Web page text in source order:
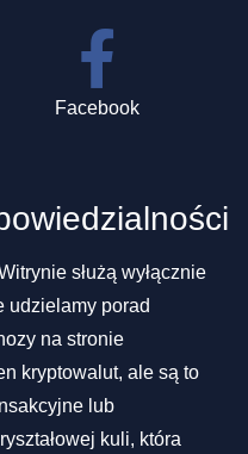
Facebook
służą wyłącznie
udzielamy porad
na stronie
kryptowalut, ale są to
lub
kuli, która